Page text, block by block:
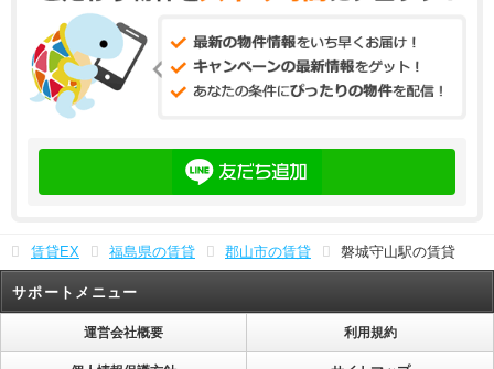
賃貸EX 福島県の賃貸 郡山市の賃貸 磐城守山駅の賃貸
サポートメニュー
運営会社概要 利用規約